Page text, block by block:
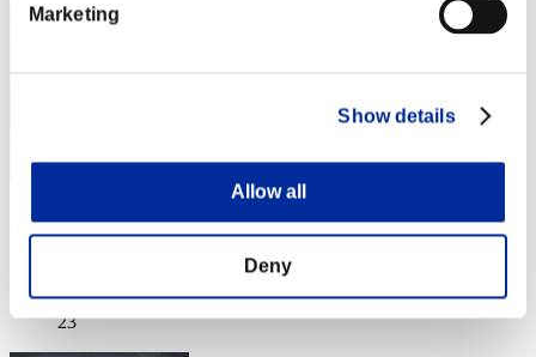
Marketing
Show details
Allow all
Deny
まるまる0915
Posición
23